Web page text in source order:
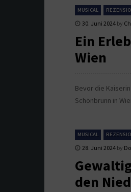
MUSICAL
30. Juni 2024 by
Ein
Wien
Bevor die
Schönbrunn in
MUSICAL
28. Juni 2024 by
den